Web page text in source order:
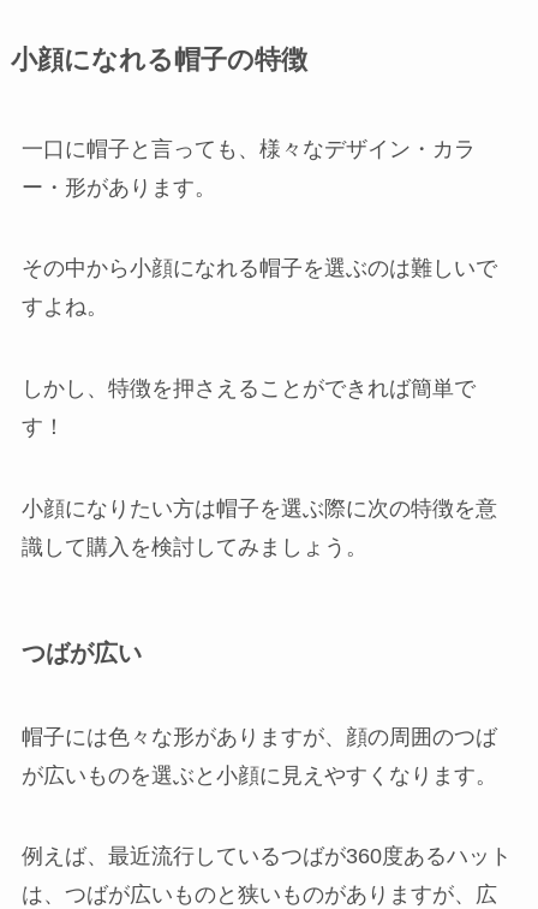
小顔になれる帽子の特徴
一口に帽子と言っても、様々なデザイン・カラ
ー・形があります。
その中から小顔になれる帽子を選ぶのは難しいで
すよね。
しかし、特徴を押さえることができれば簡単で
す！
小顔になりたい方は帽子を選ぶ際に次の特徴を意
識して購入を検討してみましょう。
つばが広い
帽子には色々な形がありますが、顔の周囲のつば
が広いものを選ぶと小顔に見えやすくなります。
例えば、最近流行しているつばが360度あるハット
は、つばが広いものと狭いものがありますが、広